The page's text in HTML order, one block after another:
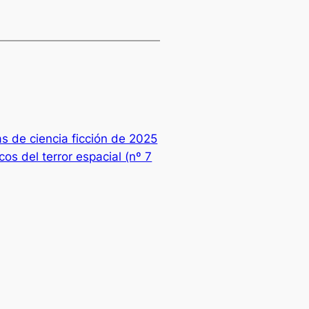
de ciencia ficción de 2025
del terror espacial (nº 7